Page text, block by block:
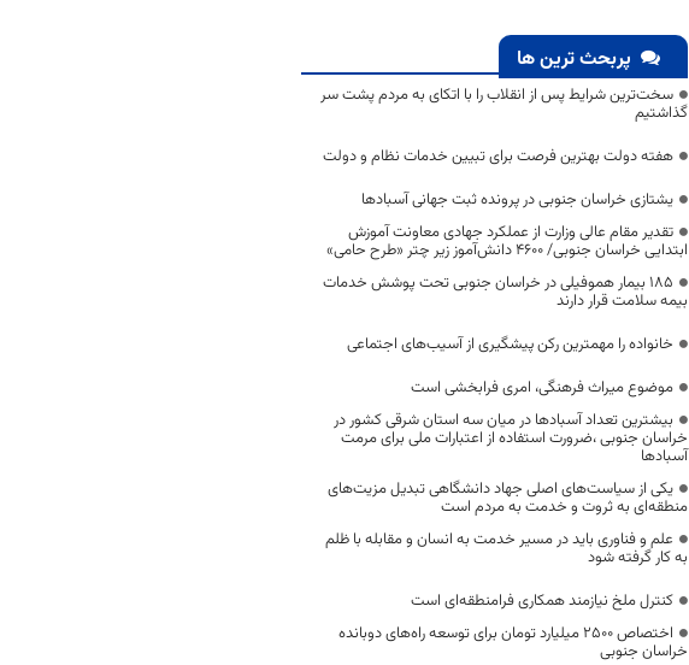
پربحث ترین ها
سخت‌ترین شرایط پس از انقلاب را با اتکای به مردم پشت سر
گذاشتیم
هفته دولت بهترین فرصت برای تبیین خدمات نظام و دولت
یشتازی خراسان جنوبی در پرونده ثبت جهانی آسبادها
تقدیر مقام عالی وزارت از عملکرد جهادی معاونت آموزش
ابتدایی خراسان جنوبی/ ۴۶۰۰ دانش‌آموز زیر چتر «طرح حامی»
۱۸۵ بیمار هموفیلی در خراسان جنوبی تحت پوشش خدمات
بیمه سلامت قرار دارند
خانواده را مهمترین رکن پیشگیری از آسیب‌های اجتماعی
موضوع میراث فرهنگی، امری فرابخشی است
بیشترین تعداد آسبادها در میان سه استان شرقی کشور در
خراسان جنوبی ،ضرورت استفاده از اعتبارات ملی برای مرمت
آسبادها
یکی از سیاست‌های اصلی جهاد دانشگاهی تبدیل مزیت‌های
منطقه‌ای به ثروت و خدمت به مردم است
علم و فناوری باید در مسیر خدمت به انسان و مقابله با ظلم
به کار گرفته شود
کنترل ملخ نیازمند همکاری فرامنطقه‌ای است
اختصاص 2500 میلیارد تومان برای توسعه راه‌های دوبانده
خراسان جنوبی